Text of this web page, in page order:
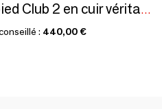
Repose-pied Club 2 en cuir véritable, design vintage
: 440,00 €